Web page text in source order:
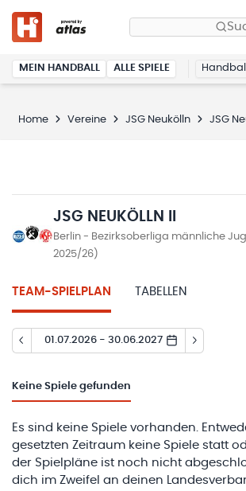
MEIN HANDBALL ALLE SPIELE
Home Vereine JSG Neukölln JSG
JSG NEUKÖLLN II
Berlin - Bezirksoberliga männliche
2025/26)
TEAM-SPIELPLAN TABELLEN
01.07.2026 - 30.06.2027
Keine Spiele gefunden
Es sind keine Spiele vorhanden.
gesetzten Zeitraum keine Spiele statt
der Spielpläne ist noch nicht
dich im Zweifel an deinen